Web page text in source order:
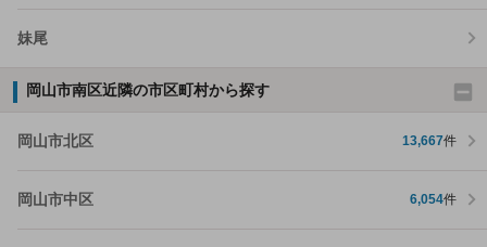
妹尾
岡山市南区近隣の市区町村から探す
岡山市北区 13,667件
岡山市中区 6,054件